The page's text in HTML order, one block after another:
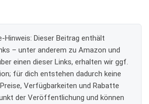
Hinweis: Dieser Beitrag enthält
– unter anderem zu Amazon und
einen dieser Links, erhalten wir ggf.
für dich entstehen dadurch keine
Verfügbarkeiten und Rabatte
der Veröffentlichung und können